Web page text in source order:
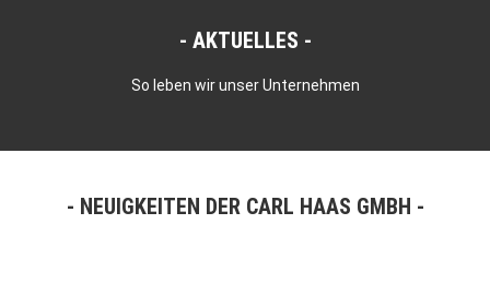
AKTUELLES
So leben wir unser Unternehmen
NEUIGKEITEN DER CARL HAAS GMBH